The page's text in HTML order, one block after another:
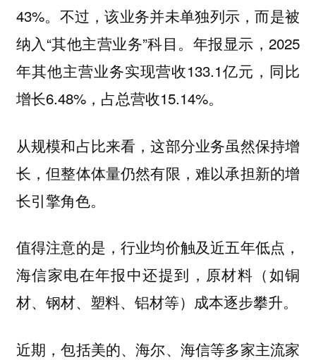
43%。不过，该业务并未单独列示，而是被
纳入“其他主营业务”科目。年报显示，2025
年其他主营业务实现营收133.1亿元，同比
增长6.48%，占总营收15.14%。
从规模和占比来看，这部分业务虽然保持增
长，但整体体量仍然有限，难以承担新的增
长引擎角色。
值得注意的是，行业均价触及近五年低点，
海信家电在年报中还提到，原材料（如铜
材、钢材、塑料、铝材等）成本逐步攀升。
近期，包括美的、海尔、海信等多家主流家